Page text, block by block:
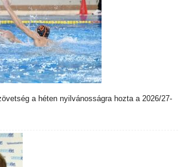
a héten nyilvánosságra hozta a 2026/27-